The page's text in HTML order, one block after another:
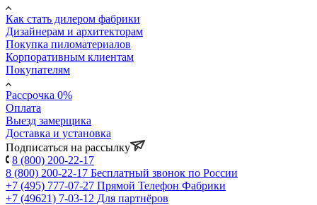
Как стать дилером фабрики
Дизайнерам и архитекторам
Покупка пиломатериалов
Корпоративным клиентам
Покупателям
Рассрочка 0%
Оплата
Выезд замерщика
Доставка и установка
Подписаться на рассылку
8 (800) 200-22-17
8 (800) 200-22-17 Бесплатный звонок по России
+7 (495) 777-07-27 Прямой Телефон Фабрики
+7 (49621) 7-03-12 Для партнёров